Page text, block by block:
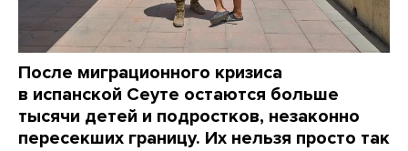
После миграционного кризиса
в испанской Сеуте остаются больше
тысячи детей и подростков, незаконно
пересекших границу. Их нельзя просто так